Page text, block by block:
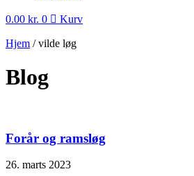
0.00 kr. 0 Kurv
Hjem /vilde løg
Blog
Forår og ramsløg
26. marts 2023